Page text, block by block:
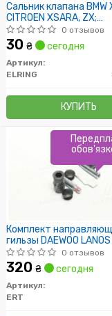
Сальник клапана BMW
CITROEN XSARA, ZX;
CHEVROLET LACETTI
0 отзывов
30 ₴ сегодня
Артикул:
ELRING
КУПИТЬ
Комплект
гильзы DAEWOO
(пр-во ERT)
0 отзывов
320 ₴ сегодня
Артикул:
ERT